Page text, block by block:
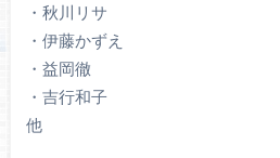
・秋川リサ
・伊藤かずえ
・益岡徹
・吉行和子
他